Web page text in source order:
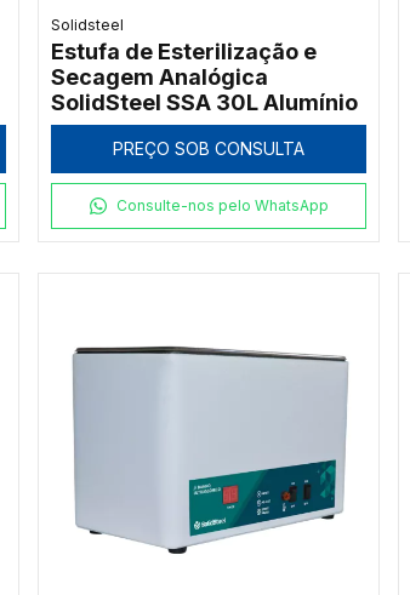
Solidsteel
Estufa de Esterilização e
Secagem Analógica
SolidSteel SSA 30L Alumínio
PREÇO SOB CONSULTA
Consulte-nos pelo WhatsApp